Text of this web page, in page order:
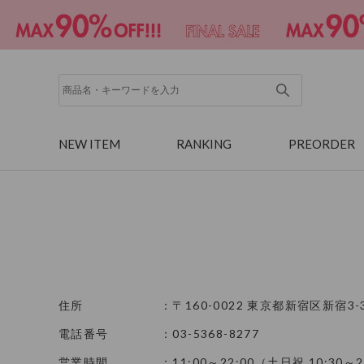
NEW ITEM RANKING PREORDER
住所 ：〒160-0022 東京都新宿区新宿
電話番号 ：03-5368-8277